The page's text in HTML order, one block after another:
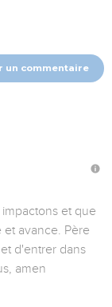
un commentaire
et que
avance. Père
d'entrer dans
amen